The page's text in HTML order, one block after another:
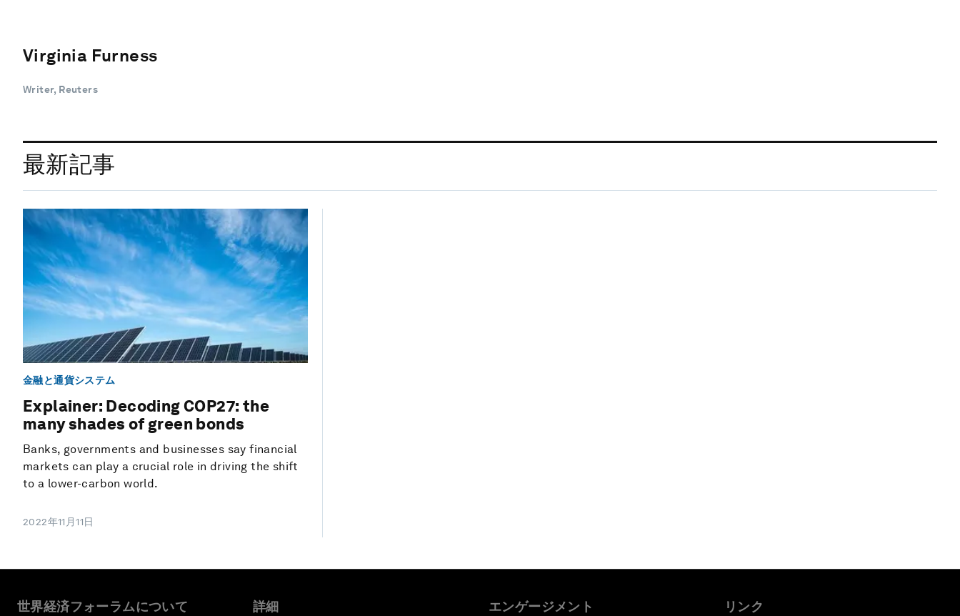
Virginia Furness
Writer, Reuters
最新記事
金融と通貨システム
Explainer: Decoding COP27: the
many shades of green bonds
Banks, governments and businesses say financial
markets can play a crucial role in driving the shift
to a lower-carbon world.
2022年11月11日
世界経済フォーラムについて 詳細 エンゲージメント リンク